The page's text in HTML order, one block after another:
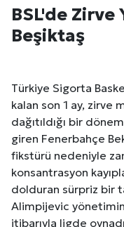
BSL'de Zirve
Beşiktaş
Türkiye Sigorta
kalan son 1 ay, zirve
dağıtıldığı bir
giren Fenerbahçe
fikstürü nedeniyle
konsantrasyon
dolduran sürpriz bir
Alimpijevic
itibarıyla ligde
Site İçi (On-